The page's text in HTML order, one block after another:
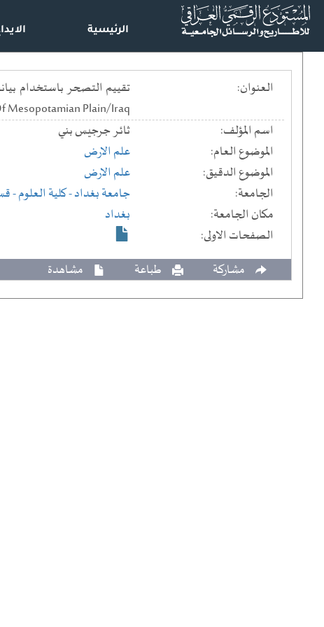
الرئيسية
العنوان:
Mesopotamian Plain/Iraq
اسم المؤلف:
ثائـر جرجيس بنـي
الموضوع العام:
علم الارض
الموضوع الدقيق:
علم الارض
الجامعة:
جامعة بغداد- كلية العلوم-
مكان الجامعة:
بغداد
الصفحات الاولى:
مشاركة
طباعة مشاهدة